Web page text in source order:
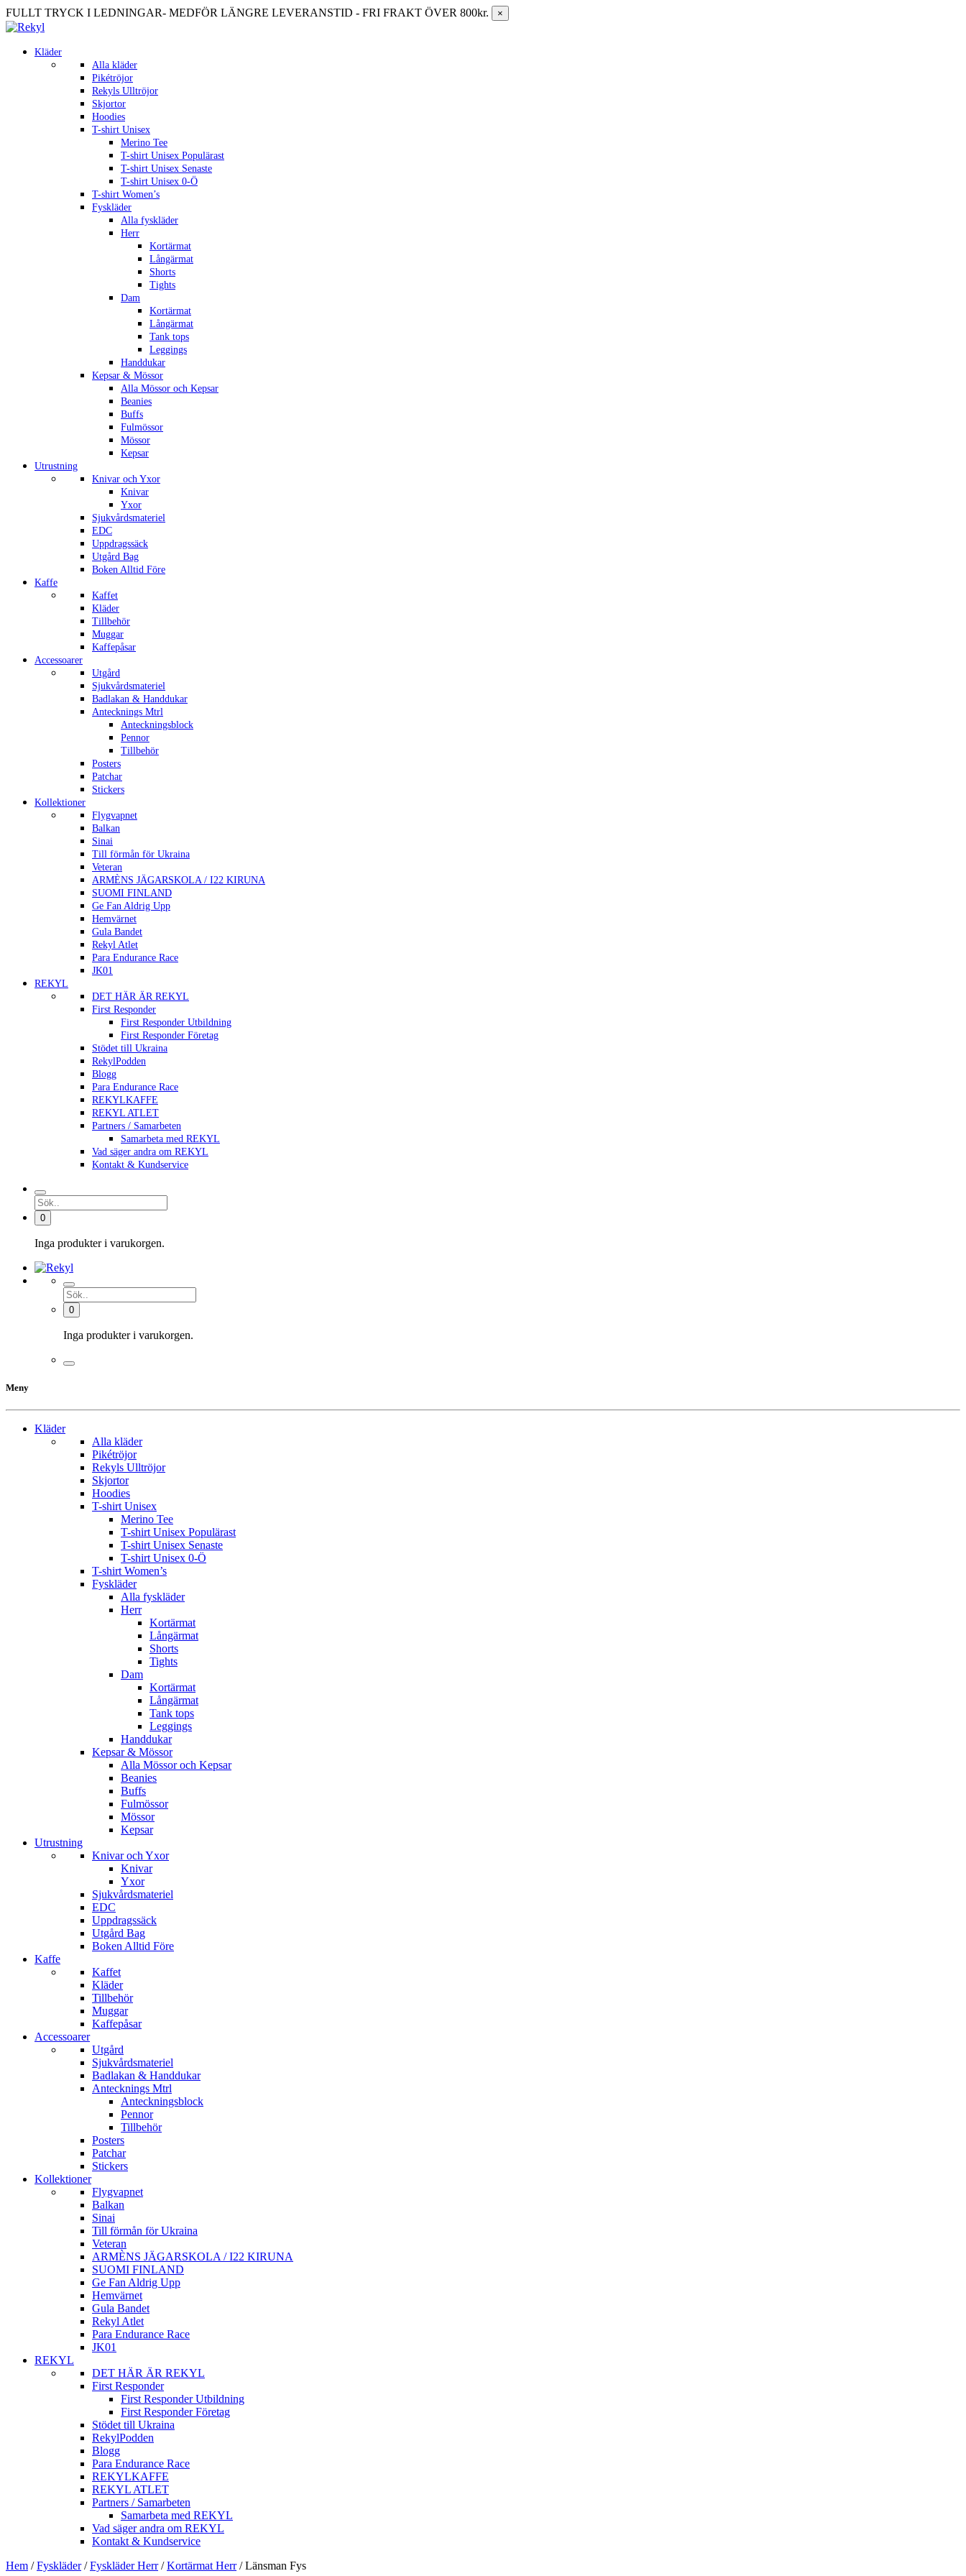
FULLT TRYCK I LEDNINGAR- MEDFÖR LÄNGRE LEVERANSTID - FRI FRAKT ÖVER 800kr. ×
Kläder
Alla kläder
Pikétröjor
Rekyls Ulltröjor
Skjortor
Hoodies
T-shirt Unisex
Merino Tee
T-shirt Unisex Populärast
T-shirt Unisex Senaste
T-shirt Unisex 0-Ö
T-shirt Women’s
Fyskläder
Alla fyskläder
Herr
Kortärmat
Långärmat
Shorts
Tights
Dam
Kortärmat
Långärmat
Tank tops
Leggings
Handdukar
Kepsar & Mössor
Alla Mössor och Kepsar
Beanies
Buffs
Fulmössor
Mössor
Kepsar
Utrustning
Knivar och Yxor
Knivar
Yxor
Sjukvårdsmateriel
EDC
Uppdragssäck
Utgård Bag
Boken Alltid Före
Kaffe
Kaffet
Kläder
Tillbehör
Muggar
Kaffepåsar
Accessoarer
Utgård
Sjukvårdsmateriel
Badlakan & Handdukar
Antecknings Mtrl
Anteckningsblock
Pennor
Tillbehör
Posters
Patchar
Stickers
Kollektioner
Flygvapnet
Balkan
Sinai
Till förmån för Ukraina
Veteran
ARMÈNS JÄGARSKOLA / I22 KIRUNA
SUOMI FINLAND
Ge Fan Aldrig Upp
Hemvärnet
Gula Bandet
Rekyl Atlet
Para Endurance Race
JK01
REKYL
DET HÄR ÄR REKYL
First Responder
First Responder Utbildning
First Responder Företag
Stödet till Ukraina
RekylPodden
Blogg
Para Endurance Race
REKYLKAFFE
REKYL ATLET
Partners / Samarbeten
Samarbeta med REKYL
Vad säger andra om REKYL
Kontakt & Kundservice
0
Inga produkter i varukorgen.
0
Inga produkter i varukorgen.
Meny
Kläder
Alla kläder
Pikétröjor
Rekyls Ulltröjor
Skjortor
Hoodies
T-shirt Unisex
Merino Tee
T-shirt Unisex Populärast
T-shirt Unisex Senaste
T-shirt Unisex 0-Ö
T-shirt Women’s
Fyskläder
Alla fyskläder
Herr
Kortärmat
Långärmat
Shorts
Tights
Dam
Kortärmat
Långärmat
Tank tops
Leggings
Handdukar
Kepsar & Mössor
Alla Mössor och Kepsar
Beanies
Buffs
Fulmössor
Mössor
Kepsar
Utrustning
Knivar och Yxor
Knivar
Yxor
Sjukvårdsmateriel
EDC
Uppdragssäck
Utgård Bag
Boken Alltid Före
Kaffe
Kaffet
Kläder
Tillbehör
Muggar
Kaffepåsar
Accessoarer
Utgård
Sjukvårdsmateriel
Badlakan & Handdukar
Antecknings Mtrl
Anteckningsblock
Pennor
Tillbehör
Posters
Patchar
Stickers
Kollektioner
Flygvapnet
Balkan
Sinai
Till förmån för Ukraina
Veteran
ARMÈNS JÄGARSKOLA / I22 KIRUNA
SUOMI FINLAND
Ge Fan Aldrig Upp
Hemvärnet
Gula Bandet
Rekyl Atlet
Para Endurance Race
JK01
REKYL
DET HÄR ÄR REKYL
First Responder
First Responder Utbildning
First Responder Företag
Stödet till Ukraina
RekylPodden
Blogg
Para Endurance Race
REKYLKAFFE
REKYL ATLET
Partners / Samarbeten
Samarbeta med REKYL
Vad säger andra om REKYL
Kontakt & Kundservice
Hem / Fyskläder / Fyskläder Herr / Kortärmat Herr /Länsman Fys